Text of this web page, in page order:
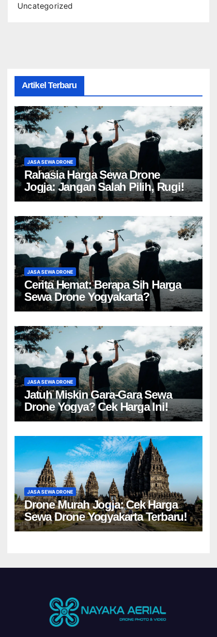
Uncategorized
Artikel Terbaru
JASA SEWA DRONE
Rahasia Harga Sewa Drone
Jogja: Jangan Salah Pilih, Rugi!
JASA SEWA DRONE
Cerita Hemat: Berapa Sih Harga
Sewa Drone Yogyakarta?
JASA SEWA DRONE
Jatuh Miskin Gara-Gara Sewa
Drone Yogya? Cek Harga Ini!
JASA SEWA DRONE
Drone Murah Jogja: Cek Harga
Sewa Drone Yogyakarta Terbaru!